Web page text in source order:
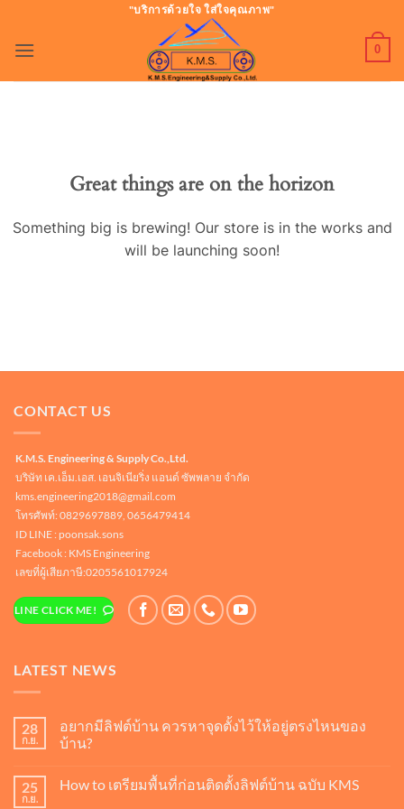
เนื้อหา
"บริการด้วยใจ ใส่ใจคุณภาพ"
0
Great things are on the horizon
Something big is brewing! Our store is in the works and
will be launching soon!
CONTACT US
K.M.S. Engineering & Supply Co.,Ltd.
บริษัท เค.เอ็ม.เอส. เอนจิเนียริ่ง แอนด์ ซัพพลาย จำกัด
kms.engineering2018@gmail.com
โทรศัพท์: 0829697889, 0656479414
ID LINE : poonsak.sons
Facebook : KMS Engineering
เลขที่ผู้เสียภาษี:0205561017924
LINE CLICK ME!
LATEST NEWS
28
ก.ย.
อยากมีลิฟต์บ้าน ควรหาจุดตั้งไว้ให้อยู่ตรงไหนของ
บ้าน?
เห็น
25
ก.ย.
How to เตรียมพื้นที่ก่อนติดตั้งลิฟต์บ้าน ฉบับ KMS